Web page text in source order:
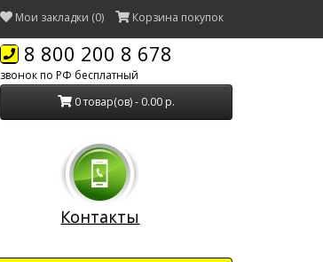
Мои закладки (0) Корзина покупок
8 800 200 8 678
звонок по РФ бесплатный
0 товар(ов) - 0.00 р.
Контакты